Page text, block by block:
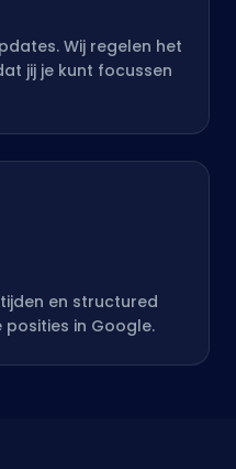
Wij regelen het
jij je kunt focussen
en structured
in Google.